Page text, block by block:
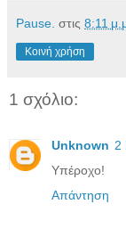
Pause. στις 8:11
Κοινή χρήση
1 σχόλιο:
Unknown 2
Υπέροχο!
Απάντηση